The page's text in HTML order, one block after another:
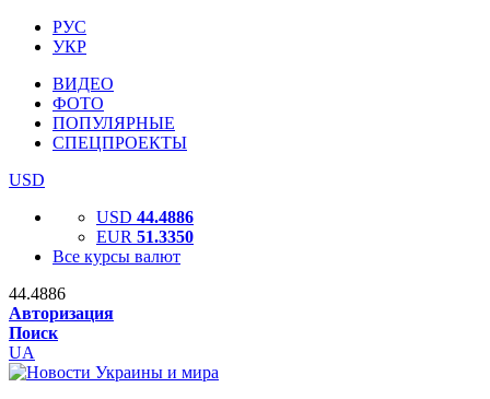
РУС
УКР
ВИДЕО
ФОТО
ПОПУЛЯРНЫЕ
СПЕЦПРОЕКТЫ
USD
USD 44.4886
EUR 51.3350
Все курсы валют
44.4886
Авторизация
Поиск
UA